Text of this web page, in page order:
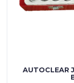
AUTOCLEAR